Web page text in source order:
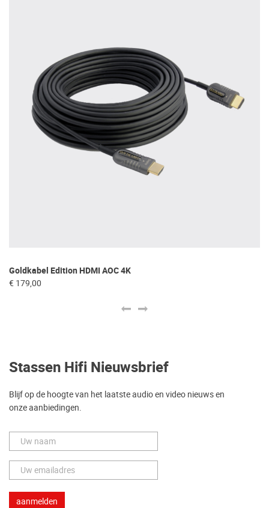
Goldkabel Edition HDMI AOC 4K
€ 179,00
Stassen Hifi Nieuwsbrief
Blijf op de hoogte van het laatste audio en video nieuws en
onze aanbiedingen.